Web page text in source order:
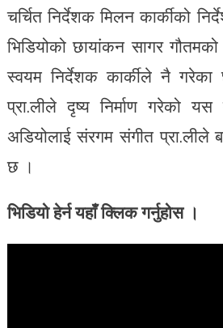
चर्चित निर्देशक मिलन कार्कीको
भिडियोको छायांकन सागर
स्वयम निर्देशक कार्कीले नै
प्रा.लीले दृष्य निर्माण गरेको
अडियोलाई संरगम संगीत प्रा.लीले
छ ।
भिडियो हेर्न यहाँ क्लिक गर्नुहोस ।